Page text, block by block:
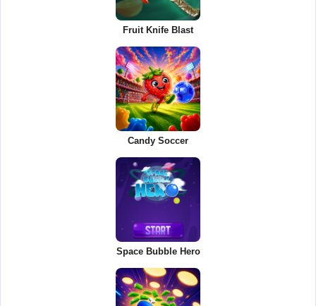
Fruit Knife Blast
Candy Soccer
Space Bubble Hero